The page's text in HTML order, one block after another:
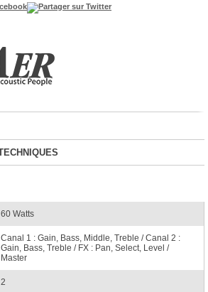
60 Watts
Canal 1 : Gain, Bass, Middle, Treble / Canal 2 :
Gain, Bass, Treble / FX : Pan, Select, Level /
Master
2